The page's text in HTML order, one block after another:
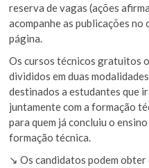
reserva de vagas (ações
acompanhe as publicações
página.
Os cursos técnicos gratuitos
divididos em duas
destinados a estudantes que
juntamente com a formação
para quem já concluiu o
formação técnica.
↘️ Os candidatos podem